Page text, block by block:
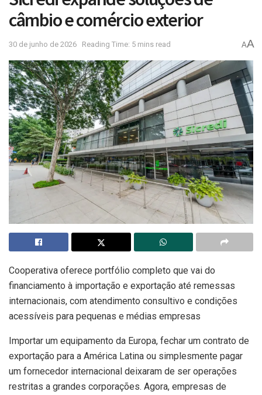
câmbio e comércio exterior
30 de junho de 2026 Reading Time: 5 mins read AA
Cooperativa oferece portfólio completo que vai do
financiamento à importação e exportação até remessas
internacionais, com atendimento consultivo e condições
acessíveis para pequenas e médias empresas
Importar um equipamento da Europa, fechar um contrato de
exportação para a América Latina ou simplesmente pagar
um fornecedor internacional deixaram de ser operações
restritas a grandes corporações. Agora, empresas de